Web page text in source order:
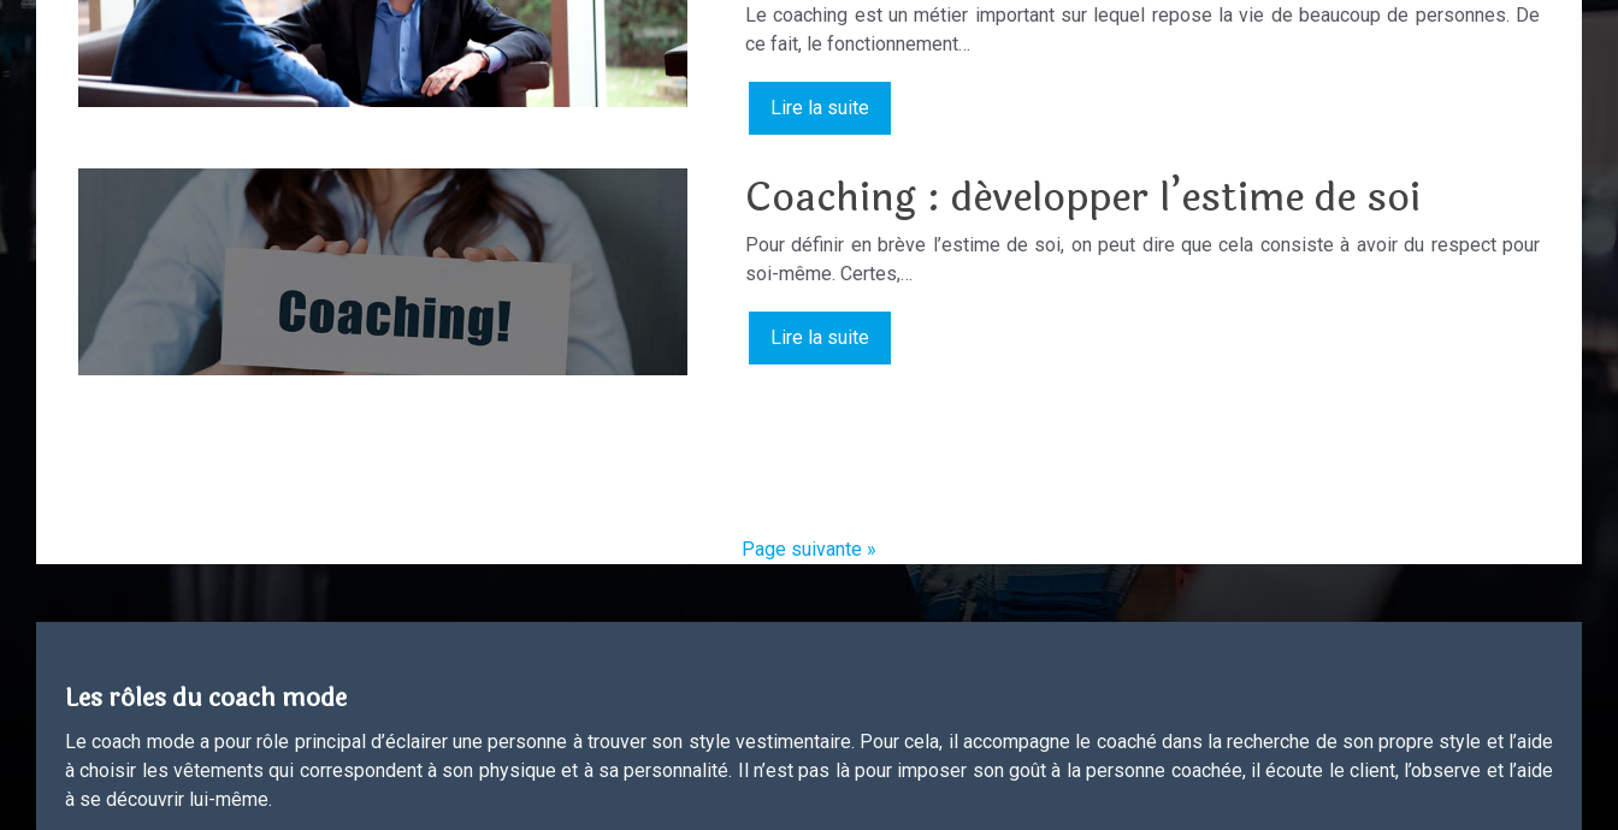
Le coaching est un métier important sur lequel repose la vie de beaucoup de personnes. De
ce fait, le fonctionnement…
Lire la suite
Coaching : développer l’estime de soi
Pour définir en brève l’estime de soi, on peut dire que cela consiste à avoir du respect pour
soi-même. Certes,…
Lire la suite
Page suivante »
Les rôles du coach mode
Le coach mode a pour rôle principal d’éclairer une personne à trouver son style vestimentaire. Pour cela, il accompagne le coaché dans la recherche de son propre style et l’aide
à choisir les vêtements qui correspondent à son physique et à sa personnalité. Il n’est pas là pour imposer son goût à la personne coachée, il écoute le client, l’observe et l’aide
à se découvrir lui-même.